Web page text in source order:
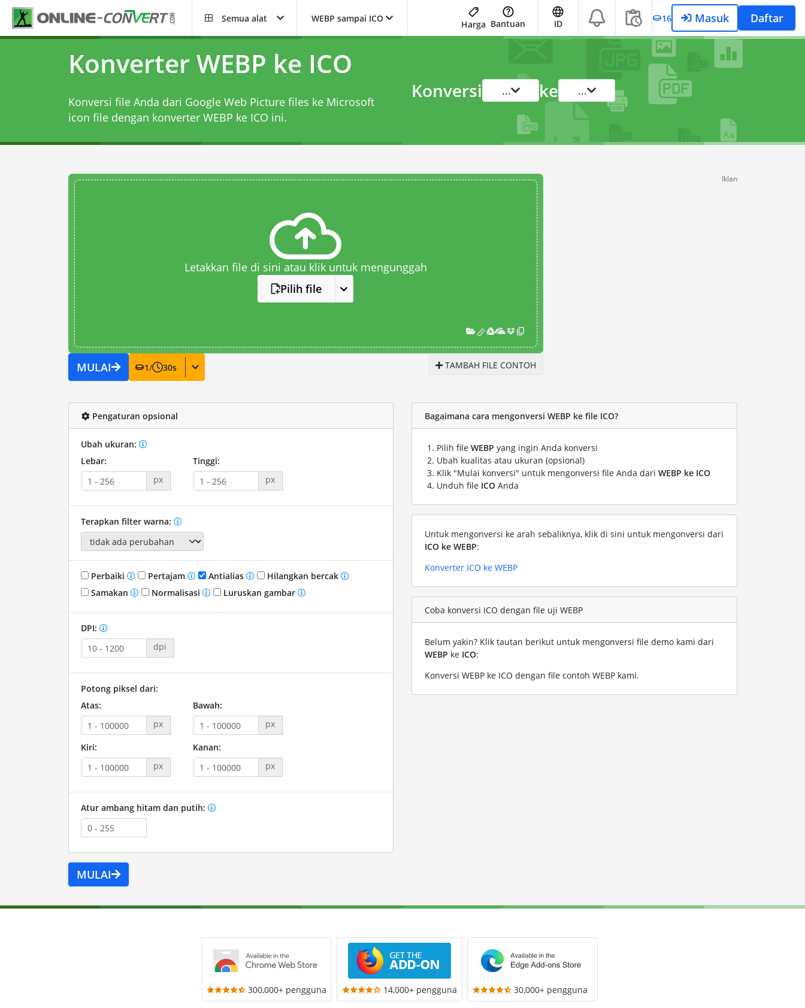
Semua alat WEBP sampai ICO
Harga Bantuan ID 16 Masuk Daftar
Konverter WEBP ke ICO
Konversi file Anda dari Google Web Picture files ke Microsoft
icon file dengan konverter WEBP ke ICO ini.
Konversi ... ke ...
Letakkan file di sini atau klik untuk mengunggah
Pilih file
MULAI 1/ 30s TAMBAH FILE CONTOH
Iklan
Pengaturan opsional
Ubah ukuran:
Lebar:
px
Tinggi:
px
Terapkan filter warna:
Perbaiki Pertajam Antialias
Hilangkan bercak
Samakan
Normalisasi Luruskan gambar
DPI:
dpi
Potong piksel dari:
Atas:
px
Bawah:
px
Kiri:
px
Kanan:
px
Atur ambang hitam dan putih:
MULAI
Bagaimana cara mengonversi WEBP ke file ICO?
Pilih file WEBP yang ingin Anda konversi
Ubah kualitas atau ukuran (opsional)
Klik "Mulai konversi" untuk mengonversi file Anda dari WEBP ke ICO
Unduh file ICO Anda
Untuk mengonversi ke arah sebaliknya, klik di sini untuk mengonversi dari
ICO ke WEBP:
Konverter ICO ke WEBP
Coba konversi ICO dengan file uji WEBP
Belum yakin? Klik tautan berikut untuk mengonversi file demo kami dari
WEBP ke ICO:
Konversi WEBP ke ICO dengan file contoh WEBP kami.
300,000+ pengguna 14,000+ pengguna 30,000+ pengguna